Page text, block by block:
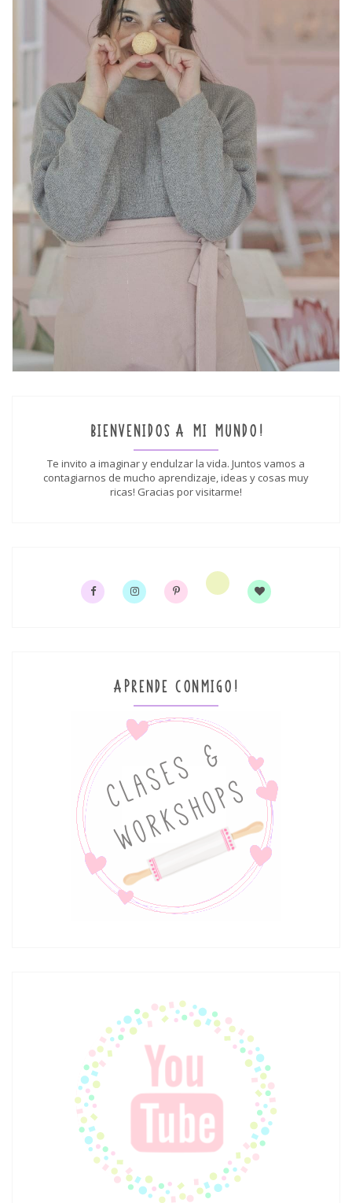
BIENVENIDOS A MI MUNDO!
Te invito a imaginar y endulzar la vida. Juntos vamos a
contagiarnos de mucho aprendizaje, ideas y cosas muy
ricas! Gracias por visitarme!
APRENDE CONMIGO!